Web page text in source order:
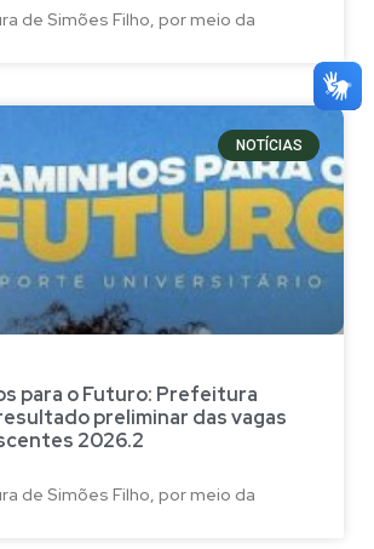
de Simões Filho, por meio da
NOTÍCIAS
para o Futuro: Prefeitura
preliminar das vagas
2026.2
de Simões Filho, por meio da